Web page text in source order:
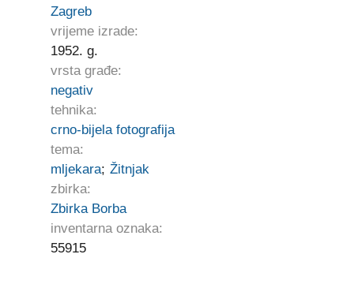
Zagreb
vrijeme izrade:
1952. g.
vrsta građe:
negativ
tehnika:
crno-bijela fotografija
tema:
mljekara; Žitnjak
zbirka:
Zbirka Borba
inventarna oznaka:
55915